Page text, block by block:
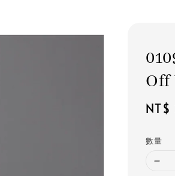
Off
Sale
數量